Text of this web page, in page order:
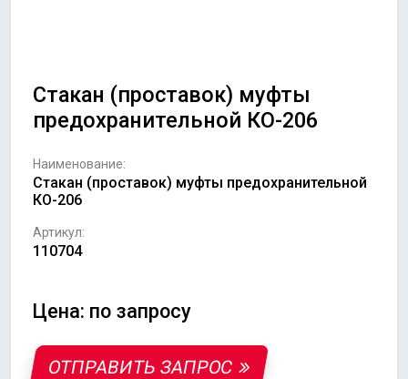
Стакан (проставок) муфты
предохранительной КО-206
Наименование:
Стакан (проставок) муфты предохранительной
КО-206
Артикул:
110704
Цена: по запросу
ОТПРАВИТЬ ЗАПРОС